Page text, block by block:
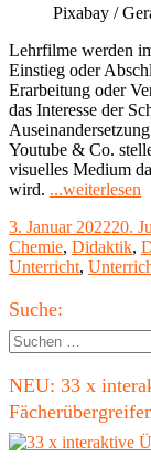
Pixabay /
Lehrfilme werden
Einstieg oder
Erarbeitung oder
das Interesse der
Youtube & Co.
visuelles Medium
wird. ...weiterlesen
Veröffentlicht
am
3. Januar 202220.
Chemie, Didaktik,
Unterricht,
Haupt-
Seitenleiste
Suche:
Suchen
nach:
NEU: 33 x